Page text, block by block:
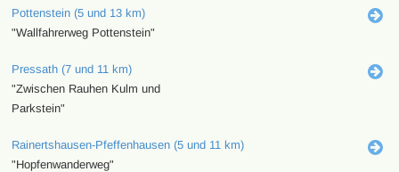
Pottenstein (5 und 13 km)
"Wallfahrerweg Pottenstein"
Pressath (7 und 11 km)
"Zwischen Rauhen Kulm und
Parkstein"
Rainertshausen-Pfeffenhausen (5 und 11 km)
"Hopfenwanderweg"